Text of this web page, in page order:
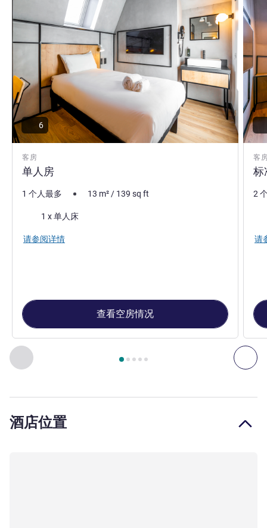
上一个 - 客房 下
第 页，共
客房
单人房
6
1 个人最多 13 m²/ 139 sq ft
床上用品1 x 单人床
请参阅详情
查看空房情况
客
标
2
请
酒店位置